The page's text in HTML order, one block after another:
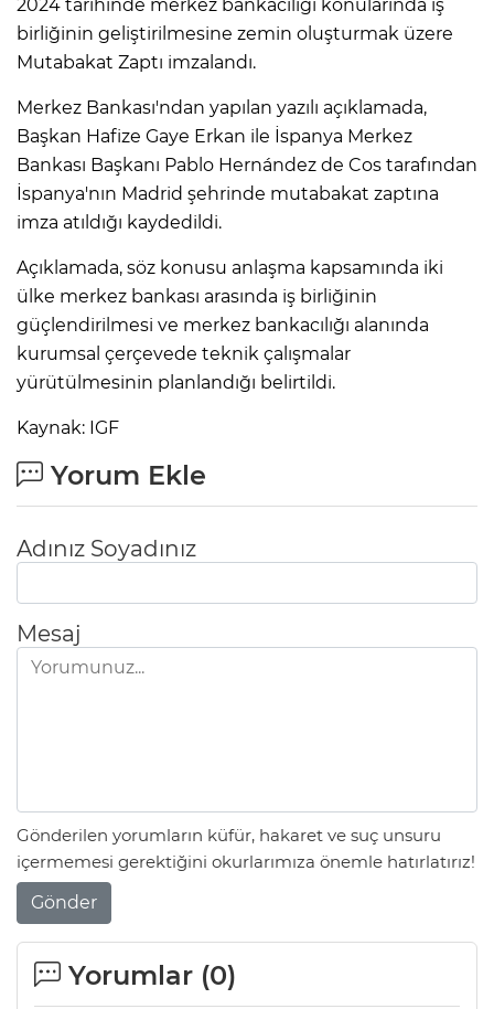
2024 tarihinde merkez bankacılığı konularında iş
birliğinin geliştirilmesine zemin oluşturmak üzere
Mutabakat Zaptı imzalandı.
Merkez Bankası'ndan yapılan yazılı açıklamada,
Başkan Hafize Gaye Erkan ile İspanya Merkez
Bankası Başkanı Pablo Hernández de Cos tarafından
İspanya'nın Madrid şehrinde mutabakat zaptına
imza atıldığı kaydedildi.
Açıklamada, söz konusu anlaşma kapsamında iki
ülke merkez bankası arasında iş birliğinin
güçlendirilmesi ve merkez bankacılığı alanında
kurumsal çerçevede teknik çalışmalar
yürütülmesinin planlandığı belirtildi.
Kaynak: IGF
Yorum Ekle
Adınız Soyadınız
Mesaj
Gönderilen yorumların küfür, hakaret ve suç unsuru
içermemesi gerektiğini okurlarımıza önemle hatırlatırız!
Gönder
Yorumlar (0)